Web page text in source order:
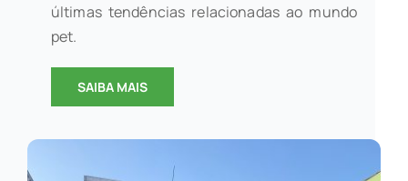
últimas tendências relacionadas ao mundo
pet.
SAIBA MAIS